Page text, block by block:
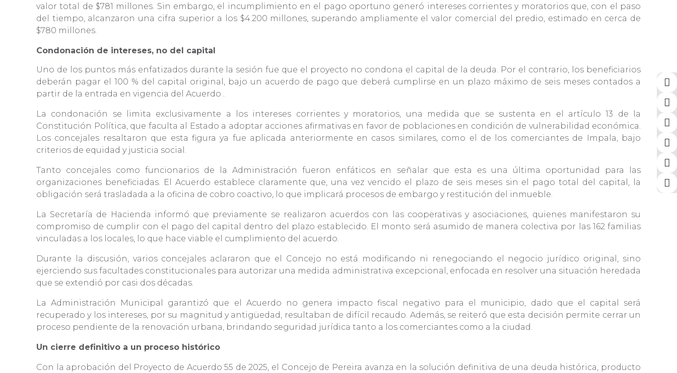
valor total de $781 millones. Sin embargo, el incumplimiento en el pago oportuno generó intereses corrientes y moratorios que, con el paso
del tiempo, alcanzaron una cifra superior a los $4.200 millones, superando ampliamente el valor comercial del predio, estimado en cerca de
$780 millones.
Condonación de intereses, no del capital
Uno de los puntos más enfatizados durante la sesión fue que el proyecto no condona el capital de la deuda. Por el contrario, los beneficiarios
deberán pagar el 100 % del capital original, bajo un acuerdo de pago que deberá cumplirse en un plazo máximo de seis meses contados a
partir de la entrada en vigencia del Acuerdo .
La condonación se limita exclusivamente a los intereses corrientes y moratorios, una medida que se sustenta en el artículo 13 de la
Constitución Política, que faculta al Estado a adoptar acciones afirmativas en favor de poblaciones en condición de vulnerabilidad económica.
Los concejales resaltaron que esta figura ya fue aplicada anteriormente en casos similares, como el de los comerciantes de Impala, bajo
criterios de equidad y justicia social.
Tanto concejales como funcionarios de la Administración fueron enfáticos en señalar que esta es una última oportunidad para las
organizaciones beneficiadas. El Acuerdo establece claramente que, una vez vencido el plazo de seis meses sin el pago total del capital, la
obligación será trasladada a la oficina de cobro coactivo, lo que implicará procesos de embargo y restitución del inmueble.
La Secretaría de Hacienda informó que previamente se realizaron acuerdos con las cooperativas y asociaciones, quienes manifestaron su
compromiso de cumplir con el pago del capital dentro del plazo establecido. El monto será asumido de manera colectiva por las 162 familias
vinculadas a los locales, lo que hace viable el cumplimiento del acuerdo.
Durante la discusión, varios concejales aclararon que el Concejo no está modificando ni renegociando el negocio jurídico original, sino
ejerciendo sus facultades constitucionales para autorizar una medida administrativa excepcional, enfocada en resolver una situación heredada
que se extendió por casi dos décadas.
La Administración Municipal garantizó que el Acuerdo no genera impacto fiscal negativo para el municipio, dado que el capital será
recuperado y los intereses, por su magnitud y antigüedad, resultaban de difícil recaudo. Además, se reiteró que esta decisión permite cerrar un
proceso pendiente de la renovación urbana, brindando seguridad jurídica tanto a los comerciantes como a la ciudad.
Un cierre definitivo a un proceso histórico
Con la aprobación del Proyecto de Acuerdo 55 de 2025, el Concejo de Pereira avanza en la solución definitiva de una deuda histórica, producto